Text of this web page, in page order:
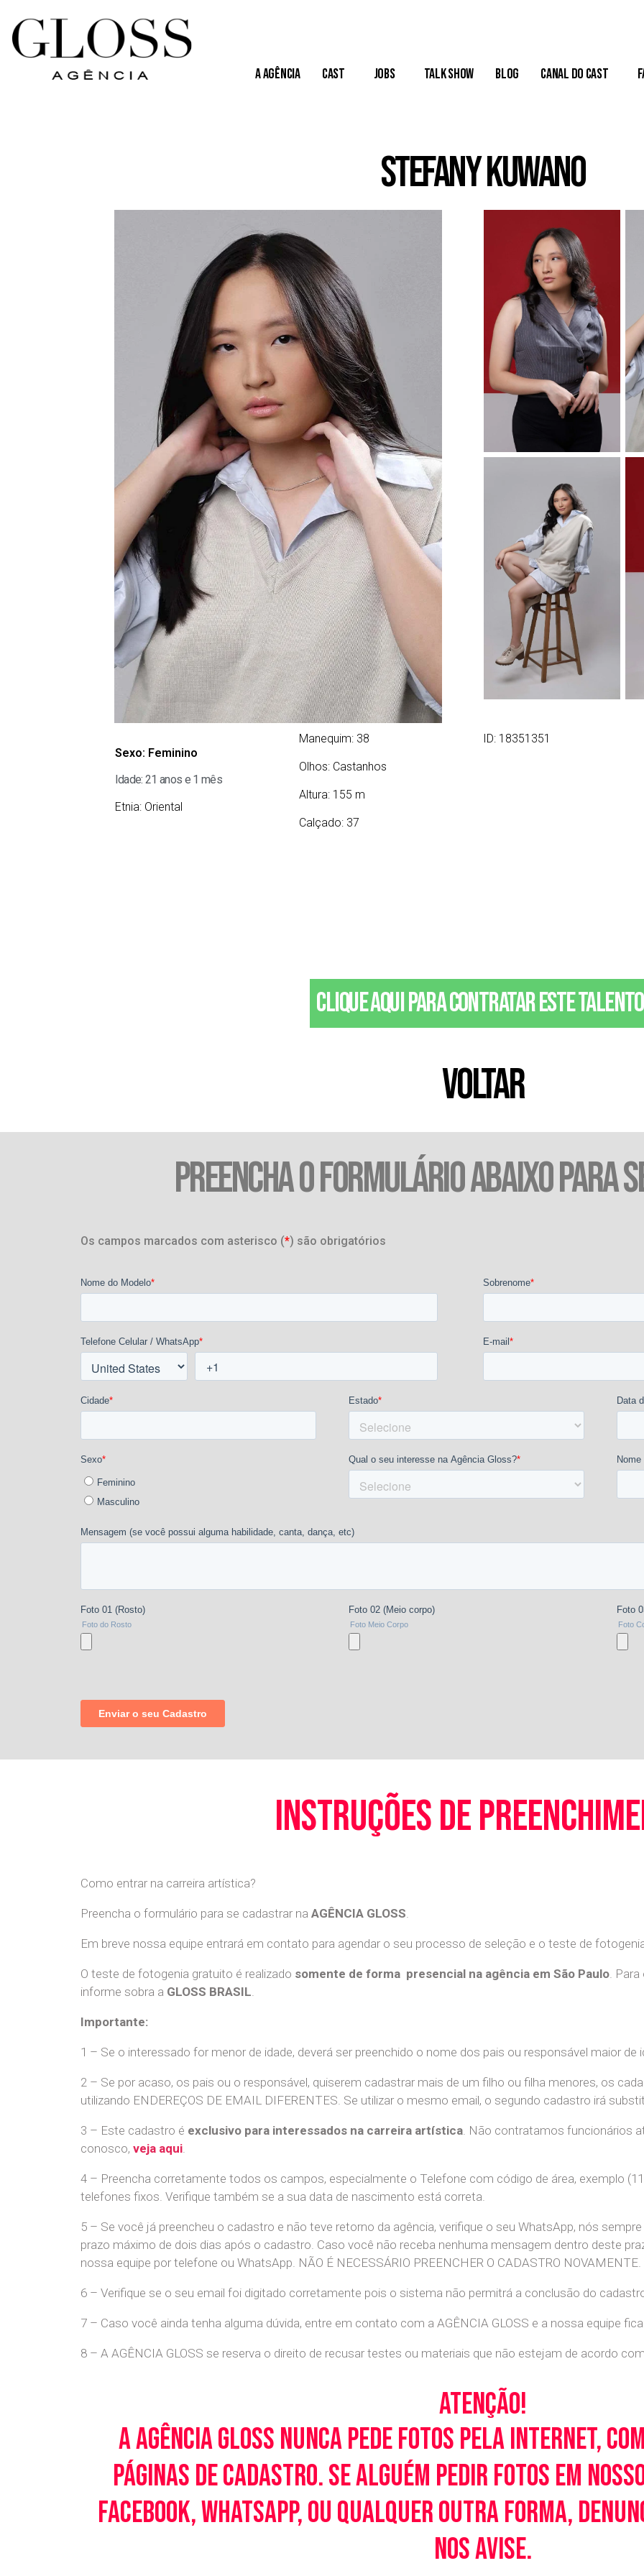
A Agência Cast Jobs Talk Show Blog Canal do Cast
Stefany Kuwano
Sexo: Feminino
Idade: 21 anos e 1 mês
Etnia: Oriental
Manequim: 38
Olhos: Castanhos
Altura: 155 m
Calçado: 37
ID: 18351351
Clique aqui para contratar este talento
VOLTAR
PREENCHA O FORMULÁRIO ABAIXO PARA
Os campos marcados com asterisco (*) são obrigatórios
instruções de
Como entrar na carreira artística?
Preencha o formulário para se cadastrar na AGÊNCIA GLOSS
Em breve nossa equipe entrará em contato para agendar o seu processo de seleção e o teste de
O teste de fotogenia gratuito é realizado somente de forma presencial na agência em São Paulo .
informe sobra a GLOSS BRASIL
Importante:
1 – Se o interessado for menor de idade, deverá ser preenchido o nome dos pais ou responsável maior de
2 – Se por acaso, os pais ou o responsável, quiserem cadastrar mais de um filho ou filha menores, os
utilizando ENDEREÇOS DE EMAIL DIFERENTES. Se utilizar o mesmo email, o segundo cadastro irá
3 – Este cadastro é exclusivo para interessados na carreira artística . Não contratamos funcionários
conosco, veja aqui
4 – Preencha corretamente todos os campos, especialmente o Telefone com código de área, exemplo
telefones fixos. Verifique também se a sua data de nascimento está correta.
5 – Se você já preencheu o cadastro e não teve retorno da agência, verifique o seu WhatsApp, nós
prazo máximo de dois dias após o cadastro. Caso você não receba nenhuma mensagem dentro deste
nossa equipe por telefone ou WhatsApp. NÃO É NECESSÁRIO PREENCHER O CADASTRO NOVAMENTE.
6 – Verifique se o seu email foi digitado corretamente pois o sistema não permitrá a conclusão do
7 – Caso você ainda tenha alguma dúvida, entre em contato com a AGÊNCIA GLOSS e a nossa equipe
8 – A AGÊNCIA GLOSS se reserva o direito de recusar testes ou materiais que não estejam de acordo
Atenção!
A Agência Gloss nunca pede fotos pela Internet,
páginas de cadastro. Se alguém pedir fotos em
Facebook, WhatsApp, ou qualquer outra forma,
nos avise.